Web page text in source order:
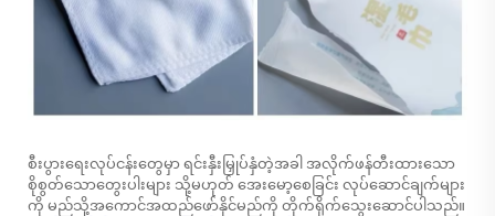
စီးပွားရေးလုပ်ငန်းတွေမှာ ရင်းနှီးမြှုပ်နှံတဲ့အခါ အလိုက်ဖန်တီးထားသော
စိုစွတ်သောတွေးပါးများ သို့မဟုတ် အေးမော့စေခြင်း လုပ်ဆောင်ချက်များ
ကို မည်သို့အကောင်အထည်ဖော်နိုင်မည်ကို တိုက်ရိုက်သွေးဆောင်ပါသည်။